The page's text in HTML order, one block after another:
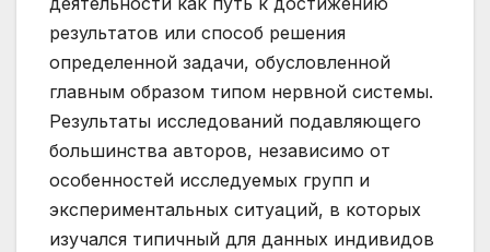
результатов или способ решения
определенной задачи, обусловленной
главным образом типом нервной системы.
Результаты исследований подавляющего
большинства авторов, независимо от
особенностей исследуемых групп и
экспериментальных ситуаций, в которых
изучался типичный для данных индивидов